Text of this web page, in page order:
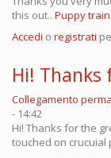
this out.. Puppy
Accedi o registrati
Hi!
Collegamento
- 14:42
Hi! Thanks for the
touched on crucuial